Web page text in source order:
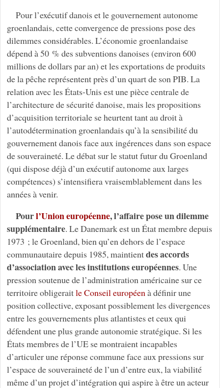
Pour l’exécutif danois et le gouvernement autonome
groenlandais, cette convergence de pressions pose des
dilemmes considérables. L’économie groenlandaise
dépend à 50 % des subventions danoises (environ 600
millions de dollars par an) et les exportations de produits
de la pêche représentent près d’un quart de son PIB. La
relation avec les États-Unis est une pièce centrale de
l’architecture de sécurité danoise, mais les propositions
d’acquisition territoriale se heurtent tant au droit à
l’autodétermination groenlandais qu’à la sensibilité du
gouvernement danois face aux ingérences dans son espace
de souveraineté. Le débat sur le statut futur du Groenland
(qui dispose déjà d’un exécutif autonome aux larges
compétences) s’intensifiera vraisemblablement dans les
années à venir.
Pourl’Union européenne, l’affaire pose un dilemme
supplémentaire. Le Danemark est un État membre depuis
1973 ; le Groenland, bien qu’en dehors de l’espace
communautaire depuis 1985, maintientdes accords
d’association avec les institutions européennes. Une
pression soutenue de l’administration américaine sur ce
territoire obligeraitle Conseil européenà définir une
position collective, exposant possiblement les divergences
entre les gouvernements plus atlantistes et ceux qui
défendent une plus grande autonomie stratégique. Si les
États membres de l’UE se montraient incapables
d’articuler une réponse commune face aux pressions sur
l’espace de souveraineté de l’un d’entre eux, la viabilité
même d’un projet d’intégration qui aspire à être un acteur